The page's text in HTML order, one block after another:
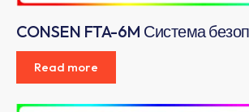
CONSEN FTA-6M Система
Read more